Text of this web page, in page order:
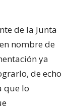
de la Junta
nombre de
ya
de echo
que lo